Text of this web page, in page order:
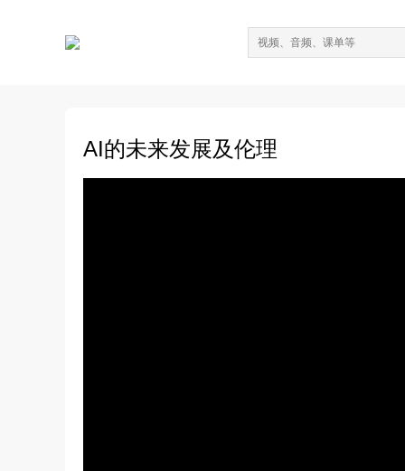
AI的未来发展及伦理